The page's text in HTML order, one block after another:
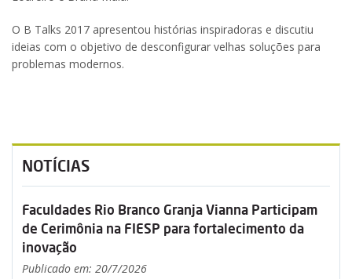
O B Talks 2017 apresentou histórias inspiradoras e discutiu
ideias com o objetivo de desconfigurar velhas soluções para
problemas modernos.
NOTÍCIAS
Faculdades Rio Branco Granja Vianna Participam
de Cerimônia na FIESP para fortalecimento da
inovação
Publicado em: 20/7/2026